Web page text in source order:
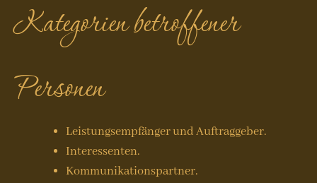
Kategorien betroffener
Personen
Leistungsempfänger und Auftraggeber.
Interessenten.
Kommunikationspartner.